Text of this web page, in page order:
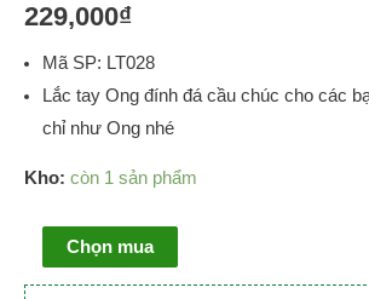
229,000₫
Mã SP: LT028
Lắc tay Ong đính đá cầu chúc cho các
chỉ như Ong nhé
Kho: còn 1 sản phẩm
Chọn mua